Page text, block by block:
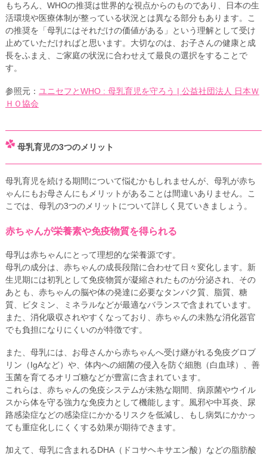
もちろん、WHOの推奨は世界的な視点からのものであり、日本の生
活環境や医療体制が整っている状況とは異なる部分もあります。こ
の推奨を「母乳にはそれだけの価値がある」という理解として受け
止めていただければと思います。大切なのは、お子さんの健康と成
長をふまえ、ご家庭の状況に合わせえて最良の選択をすることで
す。
参照元： ユニセフとWHO : 母乳育児を守ろう | 公益社団法人 日本Ｗ
ＨＯ協会
母乳育児の3つのメリット
母乳育児を続ける期間について悩むかもしれませんが、母乳が赤ち
ゃんにもお母さんにもメリットがあることは間違いありません。こ
こでは、母乳の3つのメリットについて詳しく見ていきましょう。
赤ちゃんが栄養素や免疫物質を得られる
母乳は赤ちゃんにとって理想的な栄養源です。
母乳の成分は、赤ちゃんの成長段階に合わせて日々変化します。新
生児期には初乳として免疫物質が凝縮されたものが分泌され、その
あとも、赤ちゃんの脳や体の発達に必要なタンパク質、脂質、糖
質、ビタミン、ミネラルなどが最適なバランスで含まれています。
また、消化吸収されやすくなっており、赤ちゃんの未熟な消化器官
でも負担になりにくいのが特徴です。
また、母乳には、お母さんから赤ちゃんへ受け継がれる免疫グロブ
リン（IgAなど）や、体内への細菌の侵入を防ぐ細胞（白血球）、善
玉菌を育てるオリゴ糖などが豊富に含まれています。
これらは、赤ちゃんの免疫システムが未熟な期間、病原菌やウイル
スから体を守る強力な免疫力として機能します。風邪や中耳炎、尿
路感染症などの感染症にかかるリスクを低減し、もし病気にかかっ
ても重症化しにくくする効果が期待できます。
加えて、母乳に含まれるDHA（ドコサヘキサエン酸）などの脂肪酸